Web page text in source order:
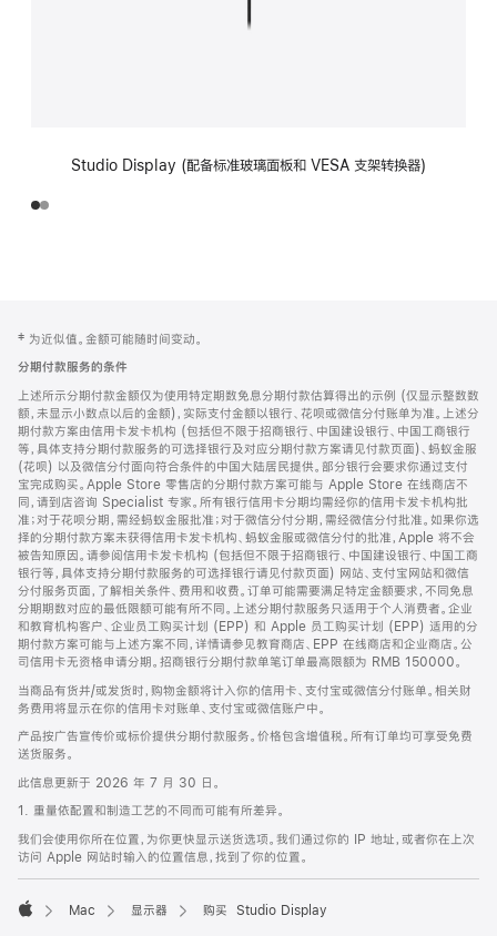
Studio Display (配备标准玻璃面板和 VESA 支架转换器)
页
页
脚
注
‡ 为近似值。金额可能随时间变动。
分期付款服务的条件
上述所示分期付款金额仅为使用特定期数免息分期付款估算得出的示例 (仅显示整数数
额，未显示小数点以后的金额)，实际支付金额以银行、花呗或微信分付账单为准。上述分
期付款方案由信用卡发卡机构 (包括但不限于招商银行、中国建设银行、中国工商银行
等，具体支持分期付款服务的可选择银行及对应分期付款方案请见付款页面)、蚂蚁金服
(花呗) 以及微信分付面向符合条件的中国大陆居民提供。部分银行会要求你通过支付
宝完成购买。Apple Store 零售店的分期付款方案可能与 Apple Store 在线商店不
同，请到店咨询 Specialist 专家。所有银行信用卡分期均需经你的信用卡发卡机构批
准；对于花呗分期，需经蚂蚁金服批准；对于微信分付分期，需经微信分付批准。如果你选
择的分期付款方案未获得信用卡发卡机构、蚂蚁金服或微信分付的批准，Apple 将不会
被告知原因。请参阅信用卡发卡机构 (包括但不限于招商银行、中国建设银行、中国工商
银行等，具体支持分期付款服务的可选择银行请见付款页面) 网站、支付宝网站和微信
分付服务页面，了解相关条件、费用和收费。订单可能需要满足特定金额要求，不同免息
分期期数对应的最低限额可能有所不同。上述分期付款服务只适用于个人消费者。企业
和教育机构客户、企业员工购买计划 (EPP) 和 Apple 员工购买计划 (EPP) 适用的分
期付款方案可能与上述方案不同，详情请参见教育商店、EPP 在线商店和企业商店。公
司信用卡无资格申请分期。招商银行分期付款单笔订单最高限额为 RMB 150000。
当商品有货并/或发货时，购物金额将计入你的信用卡、支付宝或微信分付账单。相关财
务费用将显示在你的信用卡对账单、支付宝或微信账户中。
产品按广告宣传价或标价提供分期付款服务。价格包含增值税。所有订单均可享受免费
送货服务。
此信息更新于 2026 年 7 月 30 日。
1. 重量依配置和制造工艺的不同而可能有所差异。
我们会使用你所在位置，为你更快显示送货选项。我们通过你的 IP 地址，或者你在上次
访问 Apple 网站时输入的位置信息，找到了你的位置。
Mac 显示器 购买 Studio Display